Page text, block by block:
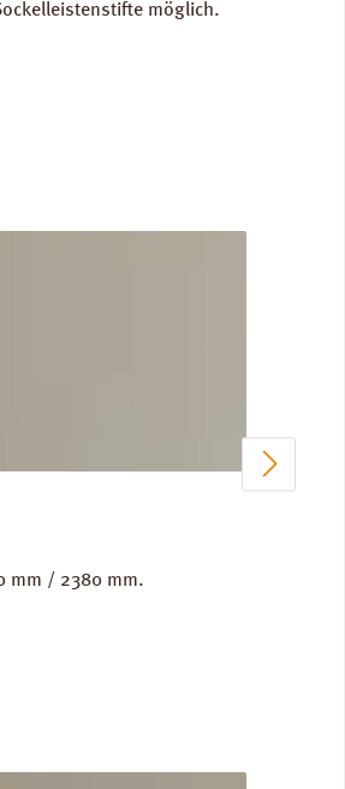
möglich.
mm / 2380 mm.